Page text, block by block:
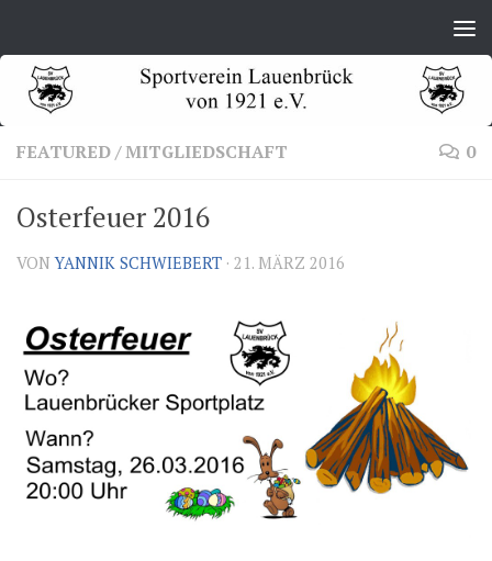
FEATURED/MITGLIEDSCHAFT 0
Osterfeuer 2016
VONYANNIK SCHWIEBERT · 21. MÄRZ 2016